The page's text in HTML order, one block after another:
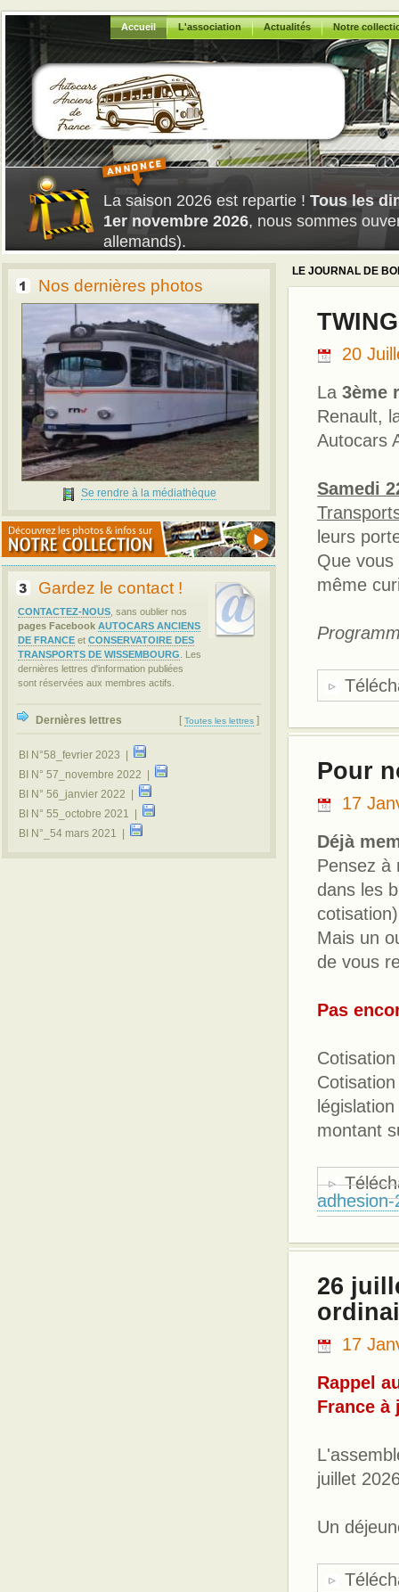
Accueil L'association Actualités Notre
La saison 2026 est repartie ! Tous les
1er novembre 2026, nous sommes
allemands).
Nos dernières photos
Se rendre à la médiathèque
Gardez le contact !
CONTACTEZ-NOUS , sans oublier nos
pages Facebook AUTOCARS ANCIENS
DE FRANCE et CONSERVATOIRE DES
TRANSPORTS DE WISSEMBOURG . Les
dernières lettres d'information publiées
sont réservées aux membres actifs.
Dernières lettres [ Toutes les lettres ]
BI N°58_fevrier 2023 |
BI N° 57_novembre 2022 |
BI N° 56_janvier 2022 |
BI N° 55_octobre 2021 |
BI N°_54 mars 2021 |
LE JOURNAL DE
20
La 3ème
Renault,
Autocars
Samedi
leurs
Que vous
même
Pour
17
Déjà
Pensez à
dans les
Mais un
de vous
Pas
montant
26
17
Rappel
France à
juillet
Un